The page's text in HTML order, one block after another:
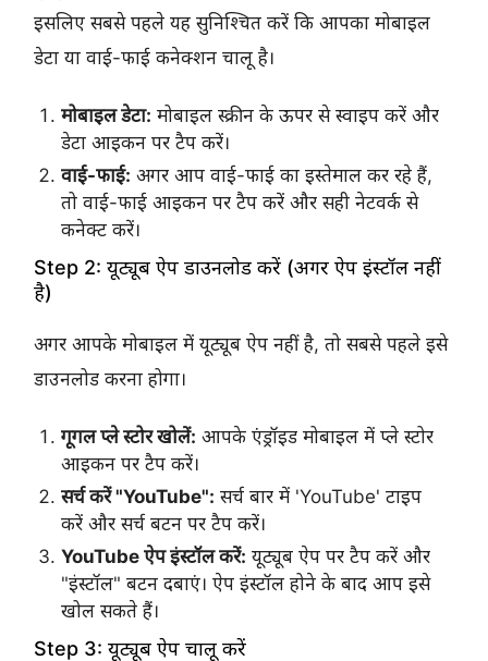
इसलिए सबसे पहले यह सुनिश्चित करें कि आपका मोबाइल
डेटा या वाई-फाई कनेक्शन चालू है।
मोबाइल डेटा: मोबाइल स्क्रीन के ऊपर से स्वाइप करें और
डेटा आइकन पर टैप करें।
वाई-फाई: अगर आप वाई-फाई का इस्तेमाल कर रहे हैं,
तो वाई-फाई आइकन पर टैप करें और सही नेटवर्क से
कनेक्ट करें।
Step 2: यूट्यूब ऐप डाउनलोड करें (अगर ऐप इंस्टॉल नहीं
है)
अगर आपके मोबाइल में यूट्यूब ऐप नहीं है, तो सबसे पहले इसे
डाउनलोड करना होगा।
गूगल प्ले स्टोर खोलें: आपके एंड्रॉइड मोबाइल में प्ले स्टोर
आइकन पर टैप करें।
सर्च करें "YouTube": सर्च बार में 'YouTube' टाइप
करें और सर्च बटन पर टैप करें।
YouTube ऐप इंस्टॉल करें: यूट्यूब ऐप पर टैप करें और
"इंस्टॉल" बटन दबाएं। ऐप इंस्टॉल होने के बाद आप इसे
खोल सकते हैं।
Step 3: यूट्यूब ऐप चालू करें